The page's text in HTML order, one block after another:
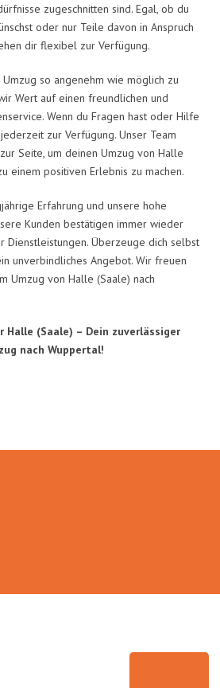
zugeschnitten sind. Egal, ob du
oder nur Teile davon in Anspruch
dir flexibel zur Verfügung.
so angenehm wie möglich zu
Wert auf einen freundlichen und
Wenn du Fragen hast oder Hilfe
zur Verfügung. Unser Team
Seite, um deinen Umzug von Halle
einem positiven Erlebnis zu machen.
Erfahrung und unsere hohe
Kunden bestätigen immer wieder
Dienstleistungen. Überzeuge dich selbst
unverbindliches Angebot. Wir freuen
Umzug von Halle (Saale) nach
Halle (Saale) – Dein zuverlässiger
nach Wuppertal!